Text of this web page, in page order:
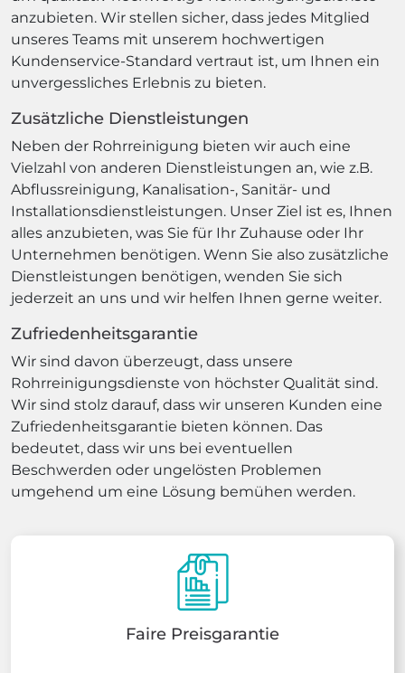
anzubieten. Wir stellen sicher, dass jedes Mitglied
unseres Teams mit unserem hochwertigen
Kundenservice-Standard vertraut ist, um Ihnen ein
unvergessliches Erlebnis zu bieten.
Zusätzliche Dienstleistungen
Neben der Rohrreinigung bieten wir auch eine
Vielzahl von anderen Dienstleistungen an, wie z.B.
Abflussreinigung, Kanalisation-, Sanitär- und
Installationsdienstleistungen. Unser Ziel ist es, Ihnen
alles anzubieten, was Sie für Ihr Zuhause oder Ihr
Unternehmen benötigen. Wenn Sie also zusätzliche
Dienstleistungen benötigen, wenden Sie sich
jederzeit an uns und wir helfen Ihnen gerne weiter.
Zufriedenheitsgarantie
Wir sind davon überzeugt, dass unsere
Rohrreinigungsdienste von höchster Qualität sind.
Wir sind stolz darauf, dass wir unseren Kunden eine
Zufriedenheitsgarantie bieten können. Das
bedeutet, dass wir uns bei eventuellen
Beschwerden oder ungelösten Problemen
umgehend um eine Lösung bemühen werden.
Faire Preisgarantie